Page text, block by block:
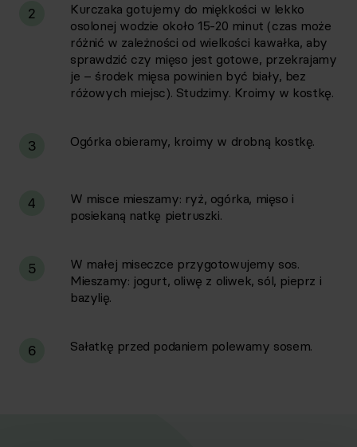
2
Kurczaka gotujemy do miękkości w lekko
osolonej wodzie około 15-20 minut (czas może
różnić w zależności od wielkości kawałka, aby
sprawdzić czy mięso jest gotowe, przekrajamy
je – środek mięsa powinien być biały, bez
różowych miejsc). Studzimy. Kroimy w kostkę.
3 Ogórka obieramy, kroimy w drobną kostkę.
4
W misce mieszamy: ryż, ogórka, mięso i
posiekaną natkę pietruszki.
5
W małej miseczce przygotowujemy sos.
Mieszamy: jogurt, oliwę z oliwek, sól, pieprz i
bazylię.
6 Sałatkę przed podaniem polewamy sosem.